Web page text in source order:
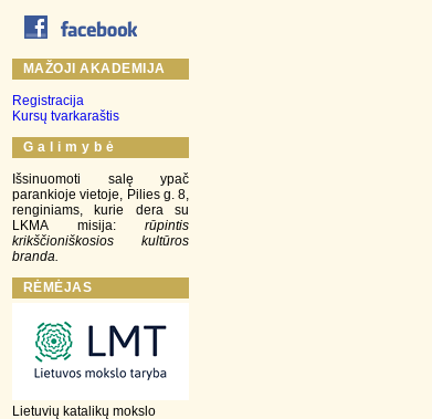
MAŽOJI AKADEMIJA
Registracija
Kursų tvarkaraštis
G a l i m y b ė
Išsinuomoti salę ypač
parankioje vietoje, Pilies g. 8,
renginiams, kurie dera su
LKMA misija: rūpintis
krikščioniškosios kultūros
branda.
RĖMĖJAS
Lietuvių katalikų mokslo